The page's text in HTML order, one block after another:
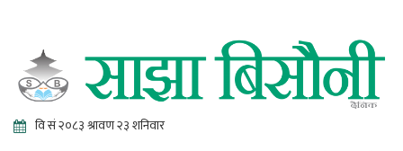
Online News Portal